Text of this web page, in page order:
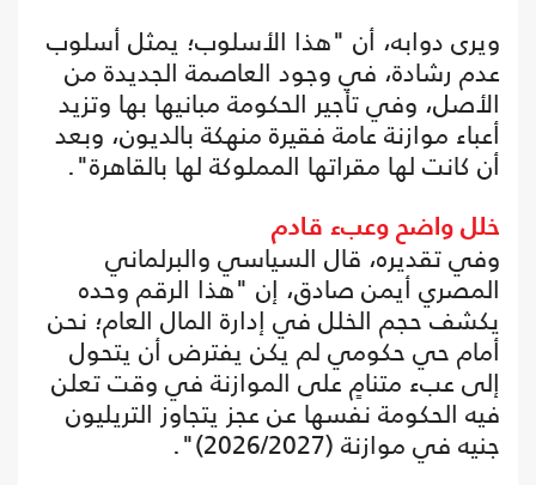
ويرى دوابه، أن "هذا الأسلوب؛ يمثل أسلوب
عدم رشادة، في وجود العاصمة الجديدة من
الأصل، وفي تأجير الحكومة مبانيها بها وتزيد
أعباء موازنة عامة فقيرة منهكة بالديون، وبعد
أن كانت لها مقراتها المملوكة لها بالقاهرة".
خلل واضح وعبء قادم
وفي تقديره، قال السياسي والبرلماني
المصري أيمن صادق، إن "هذا الرقم وحده
يكشف حجم الخلل في إدارة المال العام؛ نحن
أمام حي حكومي لم يكن يفترض أن يتحول
إلى عبء متنامٍ على الموازنة في وقت تعلن
فيه الحكومة نفسها عن عجز يتجاوز التريليون
جنيه في موازنة (2026/2027)".